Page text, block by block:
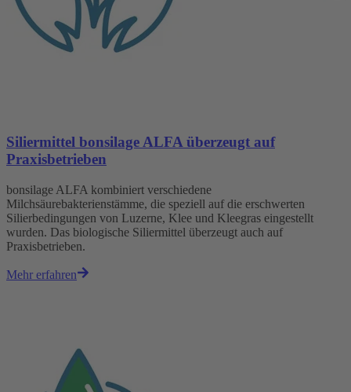
Siliermittel bonsilage ALFA überzeugt auf
Praxisbetrieben
bonsilage ALFA kombiniert verschiedene
Milchsäurebakterienstämme, die speziell auf die erschwerten
Silierbedingungen von Luzerne, Klee und Kleegras eingestellt
wurden. Das biologische Siliermittel überzeugt auch auf
Praxisbetrieben.
Mehr erfahren